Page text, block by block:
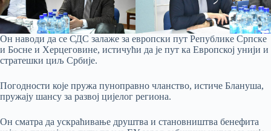
Он наводи да се СДС залаже за европски пут Републике Српске
и Босне и Херцеговине, истичући да је пут ка Европској унији и
стратешки циљ Србије.
Погодности које пружа пуноправно чланство, истиче Блануша,
пружају шансу за развој цијелог региона.
Он сматра да ускраћивање друштва и становништва бенефита